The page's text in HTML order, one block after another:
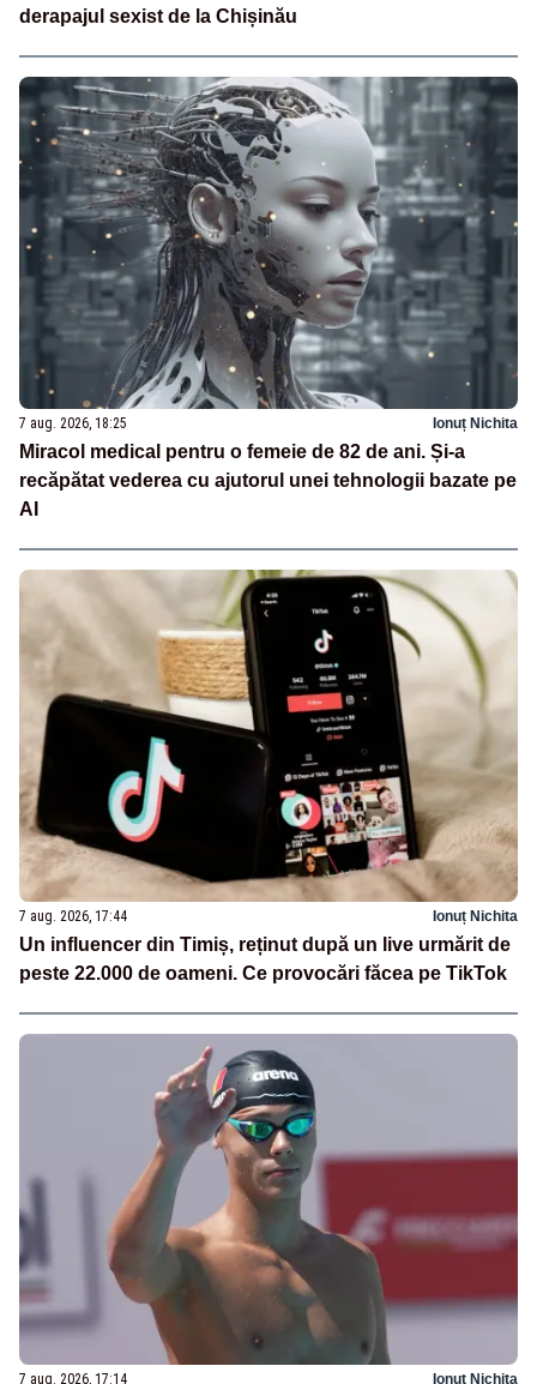
derapajul sexist de la Chișinău
7 aug. 2026, 18:25 Ionuț Nichita
Miracol medical pentru o femeie de 82 de ani. Și-a
recăpătat vederea cu ajutorul unei tehnologii bazate pe
AI
7 aug. 2026, 17:44 Ionuț Nichita
Un influencer din Timiș, reținut după un live urmărit de
peste 22.000 de oameni. Ce provocări făcea pe TikTok
7 aug. 2026, 17:14 Ionuț Nichita